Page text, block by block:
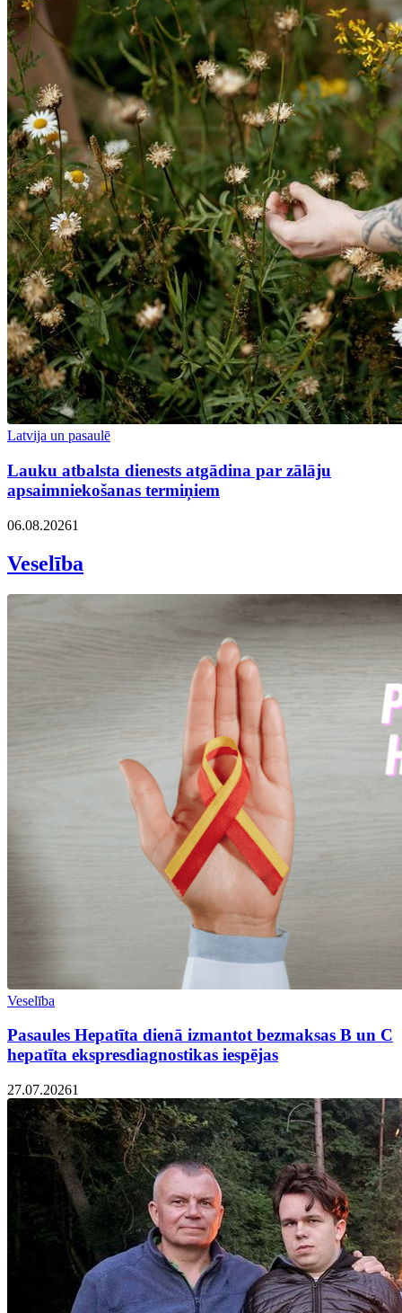
Latvija un pasaulē
Lauku atbalsta dienests atgādina par zālāju
apsaimniekošanas termiņiem
06.08.20261
Veselība
Veselība
Pasaules Hepatīta dienā izmantot bezmaksas B un C
hepatīta ekspresdiagnostikas iespējas
27.07.20261